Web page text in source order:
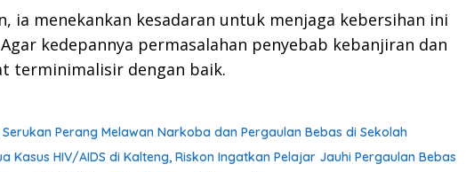
ia menekankan kesadaran untuk menjaga kebersihan ini
kedepannya permasalahan penyebab kebanjiran dan
terminimalisir dengan baik.
Serukan Perang Melawan Narkoba dan Pergaulan Bebas di Sekolah
Kasus HIV/AIDS di Kalteng, Riskon Ingatkan Pelajar Jauhi Pergaulan Bebas